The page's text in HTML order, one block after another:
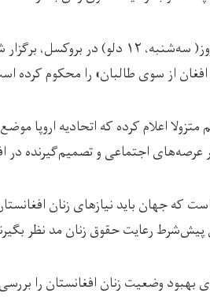
اولین روز این نشست امروز( سه‌شنبه،
از سوی طالبان»‌ را محکوم کرده
متزولا اعلام کرده که اتحادیه
اجتماعی و تصمیم‌گیرنده در
که جهان باید نیازهای زنان
پیش‌شرط رعایت حقوق زنان مد نظر
بهبود وضعیت زنان افغانستان را